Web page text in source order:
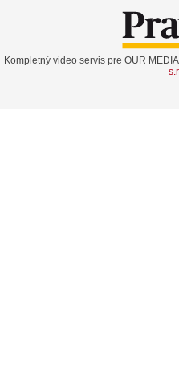
Kompletný video servis pre OUR